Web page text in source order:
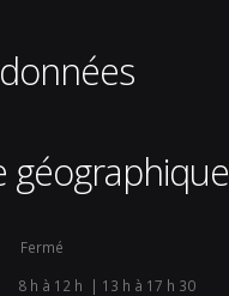
géographique
: Fermé
à 12 h | 13 h à 17 h 30